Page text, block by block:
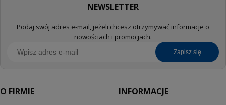
NEWSLETTER
Podaj swój adres e-mail, jeżeli chcesz otrzymywać informacje o
nowościach i promocjach.
zapisz się
O FIRMIE INFORMACJE